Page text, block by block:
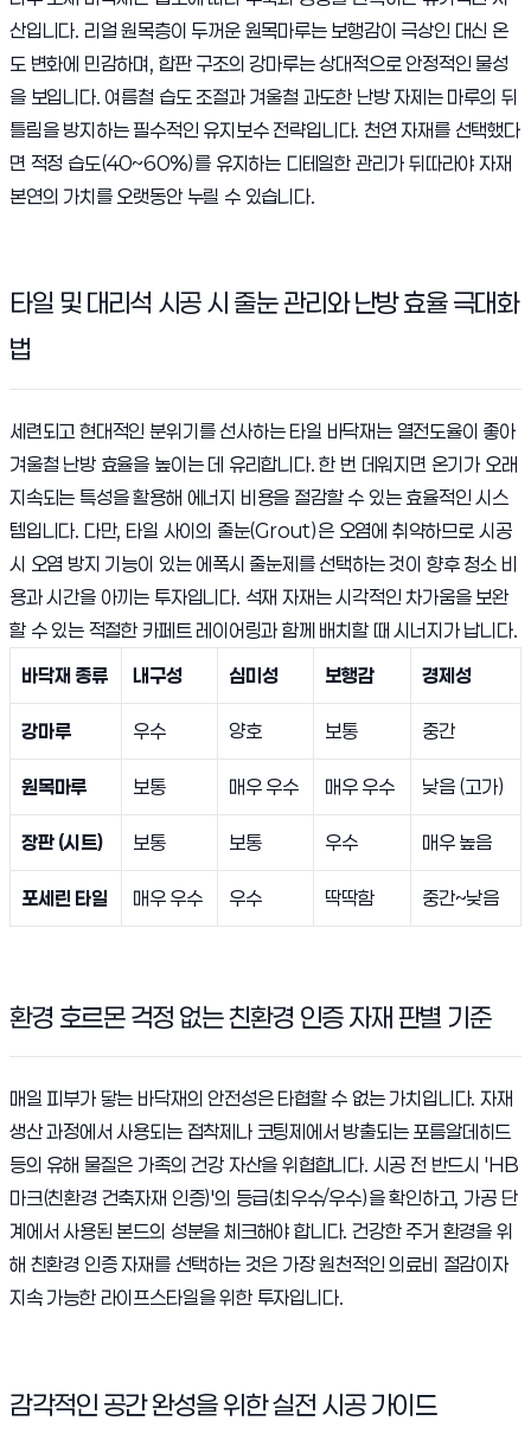
산입니다. 리얼 원목층이 두꺼운 원목마루는 보행감이 극상인 대신 온
도 변화에 민감하며, 합판 구조의 강마루는 상대적으로 안정적인 물성
을 보입니다. 여름철 습도 조절과 겨울철 과도한 난방 자제는 마루의 뒤
틀림을 방지하는 필수적인 유지보수 전략입니다. 천연 자재를 선택했다
면 적정 습도(40~60%)를 유지하는 디테일한 관리가 뒤따라야 자재
본연의 가치를 오랫동안 누릴 수 있습니다.
타일 및 대리석 시공 시 줄눈 관리와 난방 효율 극대화
법
세련되고 현대적인 분위기를 선사하는 타일 바닥재는 열전도율이 좋아
겨울철 난방 효율을 높이는 데 유리합니다. 한 번 데워지면 온기가 오래
지속되는 특성을 활용해 에너지 비용을 절감할 수 있는 효율적인 시스
템입니다. 다만, 타일 사이의 줄눈(Grout)은 오염에 취약하므로 시공
시 오염 방지 기능이 있는 에폭시 줄눈제를 선택하는 것이 향후 청소 비
용과 시간을 아끼는 투자입니다. 석재 자재는 시각적인 차가움을 보완
할 수 있는 적절한 카페트 레이어링과 함께 배치할 때 시너지가 납니다.
바닥재 종류
내구성 심미성 보행감 경제성
강마루 우수 양호 보통 중간
원목마루 보통 매우 우수 매우 우수 낮음 (고가)
장판 (시트) 보통 보통 우수 매우 높음
포세린 타일 매우 우수 우수 딱딱함 중간~낮음
환경 호르몬 걱정 없는 친환경 인증 자재 판별 기준
매일 피부가 닿는 바닥재의 안전성은 타협할 수 없는 가치입니다. 자재
생산 과정에서 사용되는 접착제나 코팅제에서 방출되는 포름알데히드
등의 유해 물질은 가족의 건강 자산을 위협합니다. 시공 전 반드시 'HB
마크(친환경 건축자재 인증)'의 등급(최우수/우수)을 확인하고, 가공 단
계에서 사용된 본드의 성분을 체크해야 합니다. 건강한 주거 환경을 위
해 친환경 인증 자재를 선택하는 것은 가장 원천적인 의료비 절감이자
지속 가능한 라이프스타일을 위한 투자입니다.
감각적인 공간 완성을 위한 실전 시공 가이드